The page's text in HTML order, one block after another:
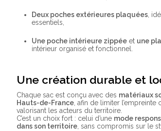
Deux poches extérieures plaquées,
essentiels,
Une poche intérieure zippée et une
intérieur organisé et fonctionnel.
Une création durable et
Chaque sac est conçu avec des matériaux
Hauts-de-France, afin de limiter l’empreinte
valorisant les acteurs du territoire.
C’est un choix fort : celui d’une mode
dans son territoire, sans compromis sur le